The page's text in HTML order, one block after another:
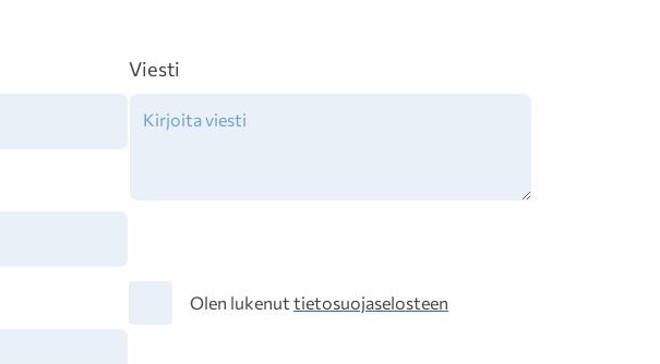
Viesti
TietosuojaOlen lukenut tietosuojaselosteen